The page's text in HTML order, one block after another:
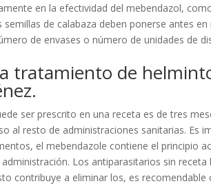
en la efectividad del mebendazol,
de calabaza deben ponerse antes en
de envases o número de unidades de
tratamiento de
ser prescrito en una receta es de tres
al resto de administraciones sanitarias. Es
el mebendazole contiene el principio
Los antiparasitarios sin receta
contribuye a eliminar los, es recomendable